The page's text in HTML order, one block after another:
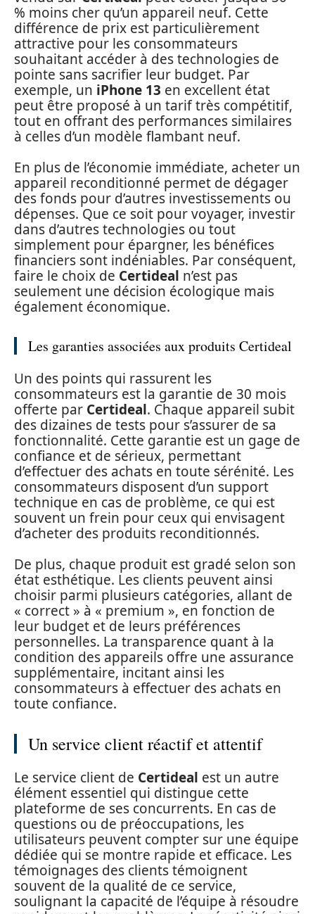
% moins cher qu’un appareil neuf. Cette
différence de prix est particulièrement
attractive pour les consommateurs
souhaitant accéder à des technologies de
pointe sans sacrifier leur budget. Par
exemple, un iPhone 13 en excellent état
peut être proposé à un tarif très compétitif,
tout en offrant des performances similaires
à celles d’un modèle flambant neuf.
En plus de l’économie immédiate, acheter un
appareil reconditionné permet de dégager
des fonds pour d’autres investissements ou
dépenses. Que ce soit pour voyager, investir
dans d’autres technologies ou tout
simplement pour épargner, les bénéfices
financiers sont indéniables. Par conséquent,
faire le choix de Certideal n’est pas
seulement une décision écologique mais
également économique.
Les garanties associées aux produits Certideal
Un des points qui rassurent les
consommateurs est la garantie de 30 mois
offerte par Certideal. Chaque appareil subit
des dizaines de tests pour s’assurer de sa
fonctionnalité. Cette garantie est un gage de
confiance et de sérieux, permettant
d’effectuer des achats en toute sérénité. Les
consommateurs disposent d’un support
technique en cas de problème, ce qui est
souvent un frein pour ceux qui envisagent
d’acheter des produits reconditionnés.
De plus, chaque produit est gradé selon son
état esthétique. Les clients peuvent ainsi
choisir parmi plusieurs catégories, allant de
« correct » à « premium », en fonction de
leur budget et de leurs préférences
personnelles. La transparence quant à la
condition des appareils offre une assurance
supplémentaire, incitant ainsi les
consommateurs à effectuer des achats en
toute confiance.
Un service client réactif et attentif
Le service client de Certideal est un autre
élément essentiel qui distingue cette
plateforme de ses concurrents. En cas de
questions ou de préoccupations, les
utilisateurs peuvent compter sur une équipe
dédiée qui se montre rapide et efficace. Les
témoignages des clients témoignent
souvent de la qualité de ce service,
soulignant la capacité de l’équipe à résoudre